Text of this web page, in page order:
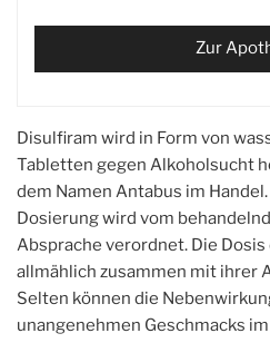
Zur
Disulfiram wird in Form von
Tabletten gegen Alkoholsucht
dem Namen Antabus im
Dosierung wird vom
Absprache verordnet. Die
allmählich zusammen mit ihrer
Selten können die
unangenehmen Geschmacks